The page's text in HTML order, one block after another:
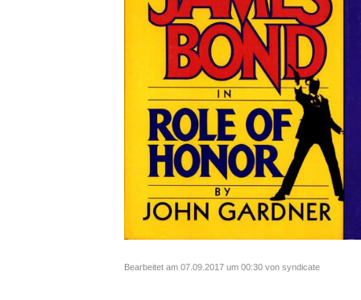
Bearbeitet am 07.09.2017 um 00:30 von syndicate